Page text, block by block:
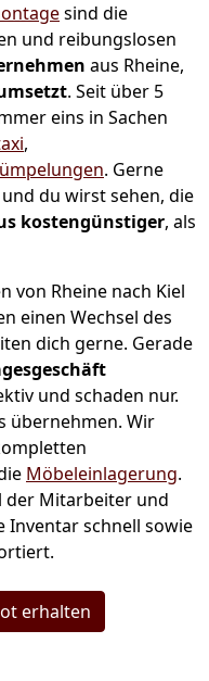
sind die
und reibungslosen
aus Rheine,
. Seit über 5
eins in Sachen
,
. Gerne
du wirst sehen, die
kostengünstiger, als
von Rheine nach Kiel
einen Wechsel des
dich gerne. Gerade
und schaden nur.
übernehmen. Wir
Möbeleinlagerung.
der Mitarbeiter und
Inventar schnell sowie
erhalten